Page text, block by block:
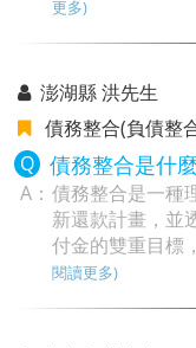
更多)
澎湖縣 洪先生
債務整合(負債整
債務整合是什
債務整合是一種
新還款計畫，並
付金的雙重目標
閱讀更多)